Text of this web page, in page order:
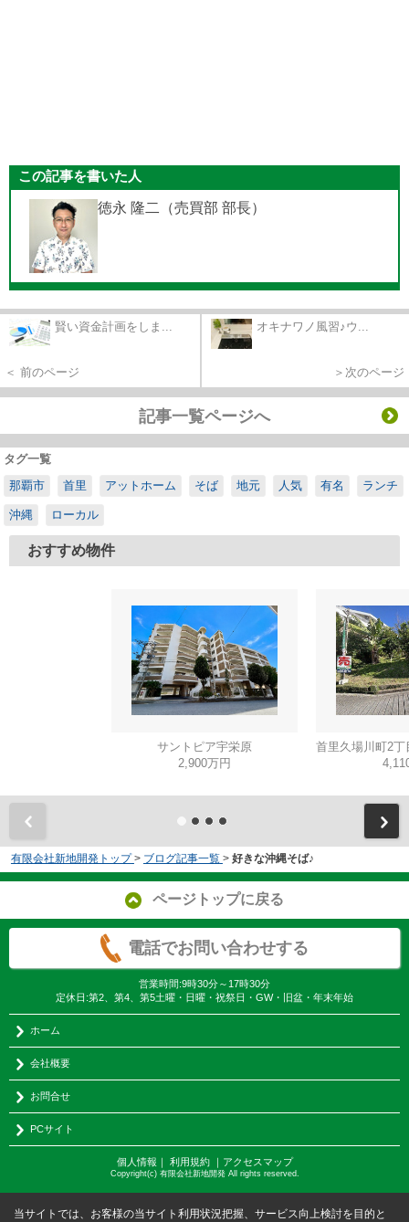
この記事を書いた人
徳永 隆二（売買部 部長）
賢い資金計画をしま...
＜ 前のページ
オキナワノ風習♪ウ...
＞次のページ
記事一覧ページへ
タグ一覧
那覇市
首里 アットホーム そば 地元 人気 有名 ランチ
沖縄 ローカル
おすすめ物件
サントピア宇栄原
2,900万円
有限会社新地開発トップ > ブログ記事一覧 > 好きな沖縄そば♪
ページトップに戻る
電話でお問い合わせする
営業時間:9時30分～17時30分
定休日:第2、第4、第5土曜・日曜・祝祭日・GW・旧盆・年末年始
ホーム
会社概要
お問合せ
PCサイト
個人情報 利用規約｜ アクセスマップ
Copyright(c) 有限会社新地開発 All rights reserved.
当サイトでは、お客様の当サイト利用状況把握、サービス向上検討を目的と